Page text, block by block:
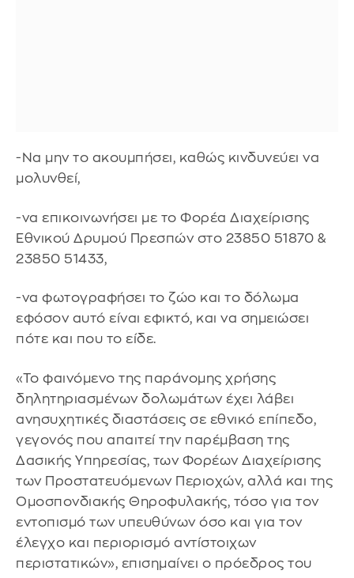
-Να μην το ακουμπήσει, καθώς κινδυνεύει να
μολυνθεί,
-να επικοινωνήσει με το Φορέα Διαχείρισης
Εθνικού Δρυμού Πρεσπών στο 23850 51870 &
23850 51433,
-να φωτογραφήσει το ζώο και το δόλωμα
εφόσον αυτό είναι εφικτό, και να σημειώσει
πότε και που το είδε.
«Το φαινόμενο της παράνομης χρήσης
δηλητηριασμένων δολωμάτων έχει λάβει
ανησυχητικές διαστάσεις σε εθνικό επίπεδο,
γεγονός που απαιτεί την παρέμβαση της
Δασικής Υπηρεσίας, των Φορέων Διαχείρισης
των Προστατευόμενων Περιοχών, αλλά και της
Ομοσπονδιακής Θηροφυλακής, τόσο για τον
εντοπισμό των υπευθύνων όσο και για τον
έλεγχο και περιορισμό αντίστοιχων
περιστατικών», επισημαίνει ο πρόεδρος του